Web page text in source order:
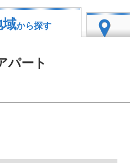
から探す
パート